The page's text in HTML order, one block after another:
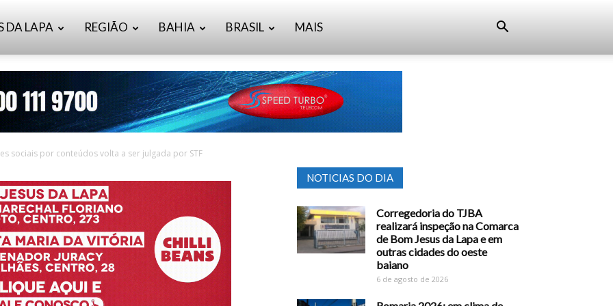
DA LAPA REGIÃO BAHIA BRASIL MAIS
sociais por conteúdos volta a ser julgada por STF
NOTICIAS DO DIA
Corregedoria do TJBA
realizará inspeção na Comarca
de Bom Jesus da Lapa e em
outras cidades do oeste
baiano
6 de agosto de 2026